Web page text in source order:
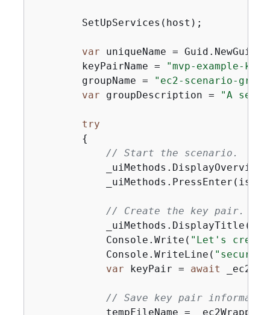
        SetUpServices(host);
var uniqueName =
        keyPairName =
"mvp-example-
        groupName =
"ec2-scenario-
var groupDescription = "A
try
{
// Start the scenario.
// Create the key pair.
            _uiMethods.DisplayTitle(
            Console.Write(
"Let's
            Console.WriteLine(
var keyPair = await
// Save key pair
tempFileName =